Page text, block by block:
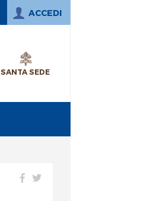
ACCEDI
SANTA SEDE